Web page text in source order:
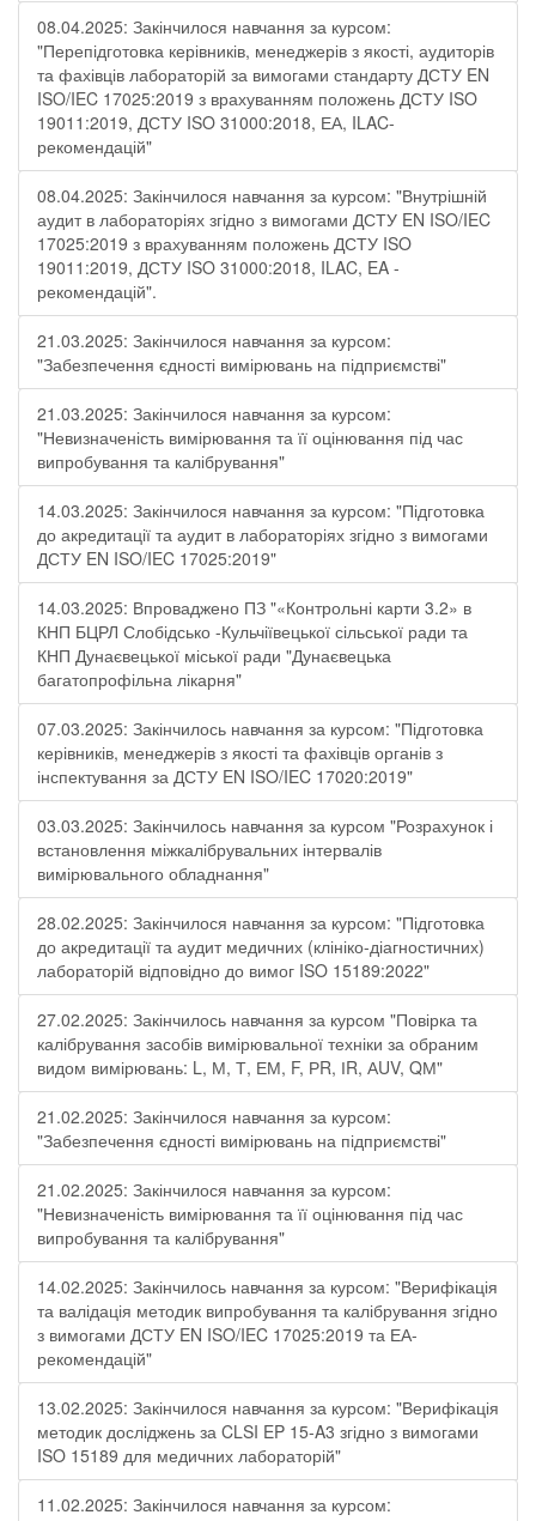
08.04.2025: Закінчилося навчання за курсом:
"Перепідготовка керівників, менеджерів з якості, аудиторів
та фахівців лабораторій за вимогами стандарту ДСТУ EN
ISO/IEC 17025:2019 з врахуванням положень ДСТУ ISO
19011:2019, ДСТУ ISO 31000:2018, ЕА, ILAC-
рекомендацій"
08.04.2025: Закінчилося навчання за курсом: "Внутрішній
аудит в лабораторіях згідно з вимогами ДСТУ EN ISO/IEC
17025:2019 з врахуванням положень ДСТУ ISO
19011:2019, ДСТУ ISO 31000:2018, ILAC, EA -
рекомендацій".
21.03.2025: Закінчилося навчання за курсом:
"Забезпечення єдності вимірювань на підприємстві"
21.03.2025: Закінчилося навчання за курсом:
"Невизначеність вимірювання та її оцінювання під час
випробування та калібрування"
14.03.2025: Закінчилося навчання за курсом: "Підготовка
до акредитації та аудит в лабораторіях згідно з вимогами
ДСТУ EN ISO/IEC 17025:2019"
14.03.2025: Впроваджено ПЗ "«Контрольні карти 3.2» в
КНП БЦРЛ Слобідсько -Кульчіївецької сільської ради та
КНП Дунаєвецької міської ради "Дунаєвецька
багатопрофільна лікарня"
07.03.2025: Закінчилось навчання за курсом: "Підготовка
керівників, менеджерів з якості та фахівців органів з
інспектування за ДСТУ EN ISO/IEC 17020:2019"
03.03.2025: Закінчилось навчання за курсом "Розрахунок і
встановлення міжкалібрувальних інтервалів
вимірювального обладнання"
28.02.2025: Закінчилося навчання за курсом: "Підготовка
до акредитації та аудит медичних (клініко-діагностичних)
лабораторій відповідно до вимог ISO 15189:2022"
27.02.2025: Закінчилось навчання за курсом "Повірка та
калібрування засобів вимірювальної техніки за обраним
видом вимірювань: L, М, Т, ЕМ, F, РR, ІR, АUV, QМ"
21.02.2025: Закінчилося навчання за курсом:
"Забезпечення єдності вимірювань на підприємстві"
21.02.2025: Закінчилося навчання за курсом:
"Невизначеність вимірювання та її оцінювання під час
випробування та калібрування"
14.02.2025: Закінчилось навчання за курсом: "Верифікація
та валідація методик випробування та калібрування згідно
з вимогами ДСТУ EN ISO/IEC 17025:2019 та ЕА-
рекомендацій"
13.02.2025: Закінчилося навчання за курсом: "Верифікація
методик досліджень за CLSI EP 15-A3 згідно з вимогами
ISO 15189 для медичних лабораторій"
11.02.2025: Закінчилося навчання за курсом: